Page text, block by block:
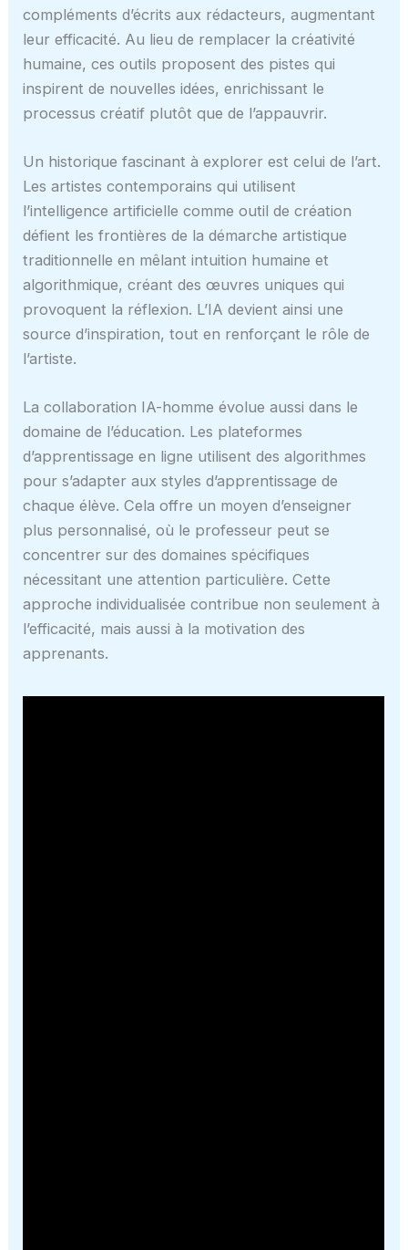
compléments d’écrits aux rédacteurs, augmentant
leur efficacité. Au lieu de remplacer la créativité
humaine, ces outils proposent des pistes qui
inspirent de nouvelles idées, enrichissant le
processus créatif plutôt que de l’appauvrir.
Un historique fascinant à explorer est celui de l’art.
Les artistes contemporains qui utilisent
l’intelligence artificielle comme outil de création
défient les frontières de la démarche artistique
traditionnelle en mêlant intuition humaine et
algorithmique, créant des œuvres uniques qui
provoquent la réflexion. L’IA devient ainsi une
source d’inspiration, tout en renforçant le rôle de
l’artiste.
La collaboration IA-homme évolue aussi dans le
domaine de l’éducation. Les plateformes
d’apprentissage en ligne utilisent des algorithmes
pour s’adapter aux styles d’apprentissage de
chaque élève. Cela offre un moyen d’enseigner
plus personnalisé, où le professeur peut se
concentrer sur des domaines spécifiques
nécessitant une attention particulière. Cette
approche individualisée contribue non seulement à
l’efficacité, mais aussi à la motivation des
apprenants.